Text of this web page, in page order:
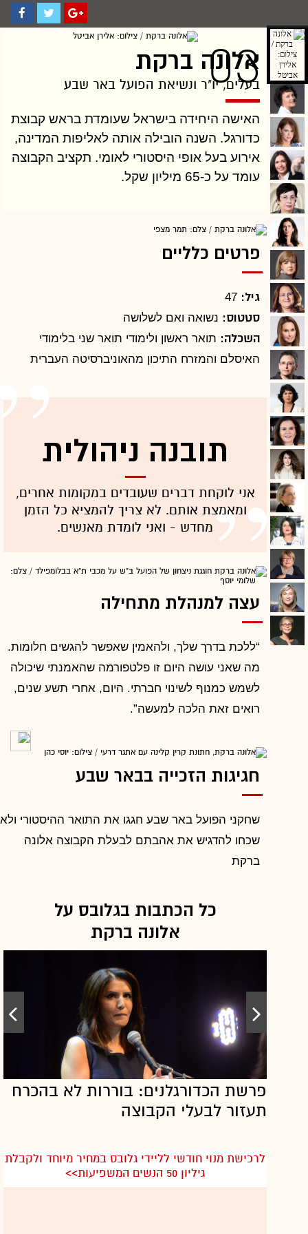
03
אלונה ברקת
בעלים, יו"ר ונשיאת הפועל באר שבע
האישה היחידה בישראל שעומדת בראש קבוצת
כדורגל. השנה הובילה אותה לאליפות המדינה,
אירוע בעל אופי היסטורי לאומי. תקציב הקבוצה
עומד על כ-65 מיליון שקל.
פרטים כלליים
גיל:
סטטוס: נשואה ואם לשלושה
השכלה: תואר ראשון ולימודי תואר שני בלימודי
האיסלם והמזרח התיכון מהאוניברסיטה העברית
תובנה ניהולית
אני לוקחת דברים שעובדים במקומות אחרים,
ומאמצת אותם. לא צריך להמציא כל הזמן
מחדש - ואני לומדת מאנשים.
עצה למנהלת מתחילה
“ללכת בדרך שלך, ולהאמין שאפשר להגשים חלומות.
מה שאני עושה היום זו פלטפורמה שהאמנתי שיכולה
לשמש כמנוף לשינוי חברתי. היום, אחרי תשע שנים,
רואים זאת הלכה למעשה”.
חגיגות הזכייה בבאר שבע
שחקני הפועל באר שבע חגגו את התואר ההיסטורי ולא
שכחו להדגיש את אהבתם לבעלת הקבוצה אלונה
ברקת
כל הכתבות בגלובס על
אלונה ברקת
פרשת הכדורגלנים: בוררות לא בהכרח
תעזור לבעלי הקבוצה
לרכישת מנוי חודשי לליידי גלובס במחיר מיוחד ולקבלת
גיליון 50 הנשים המשפיעות>>